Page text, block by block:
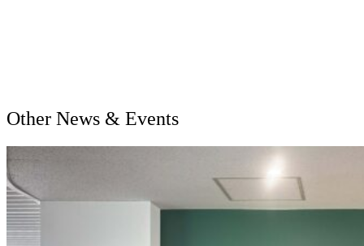
Other News & Events